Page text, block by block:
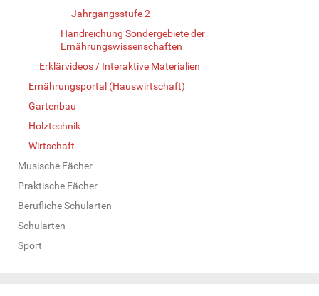
Jahrgangsstufe 2
Handreichung Sondergebiete der
Ernährungswissenschaften
Erklärvideos / Interaktive Materialien
Ernährungsportal (Hauswirtschaft)
Gartenbau
Holztechnik
Wirtschaft
Musische Fächer
Praktische Fächer
Berufliche Schularten
Schularten
Sport